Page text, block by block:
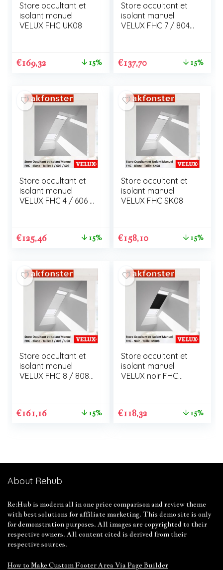
Store occultant et
isolant manuel
VELUX FHC UK08
€169,32 15%
Store occultant et
isolant manuel
VELUX FHC 7 / 804 /
€137,70 15%
Store occultant et
isolant manuel
VELUX FHC 4 / 606 /
€125,46 15%
Store occultant et
isolant manuel
VELUX FHC SK08
€158,10 15%
Store occultant et
isolant manuel
VELUX FHC 8 / 808
€161,16 15%
Store occultant et
isolant manuel
VELUX noir FHC
€118,32 15%
About Rehub
Re:Hub is modern all in one price comparison and review theme
with best solutions for affiliate marketing. This demo site is only
for demonstration purposes. All images are copyrighted to their
respective owners. All content cited is derived from their
respective sources.
How to Make Custom Footer Area Via Page Builder